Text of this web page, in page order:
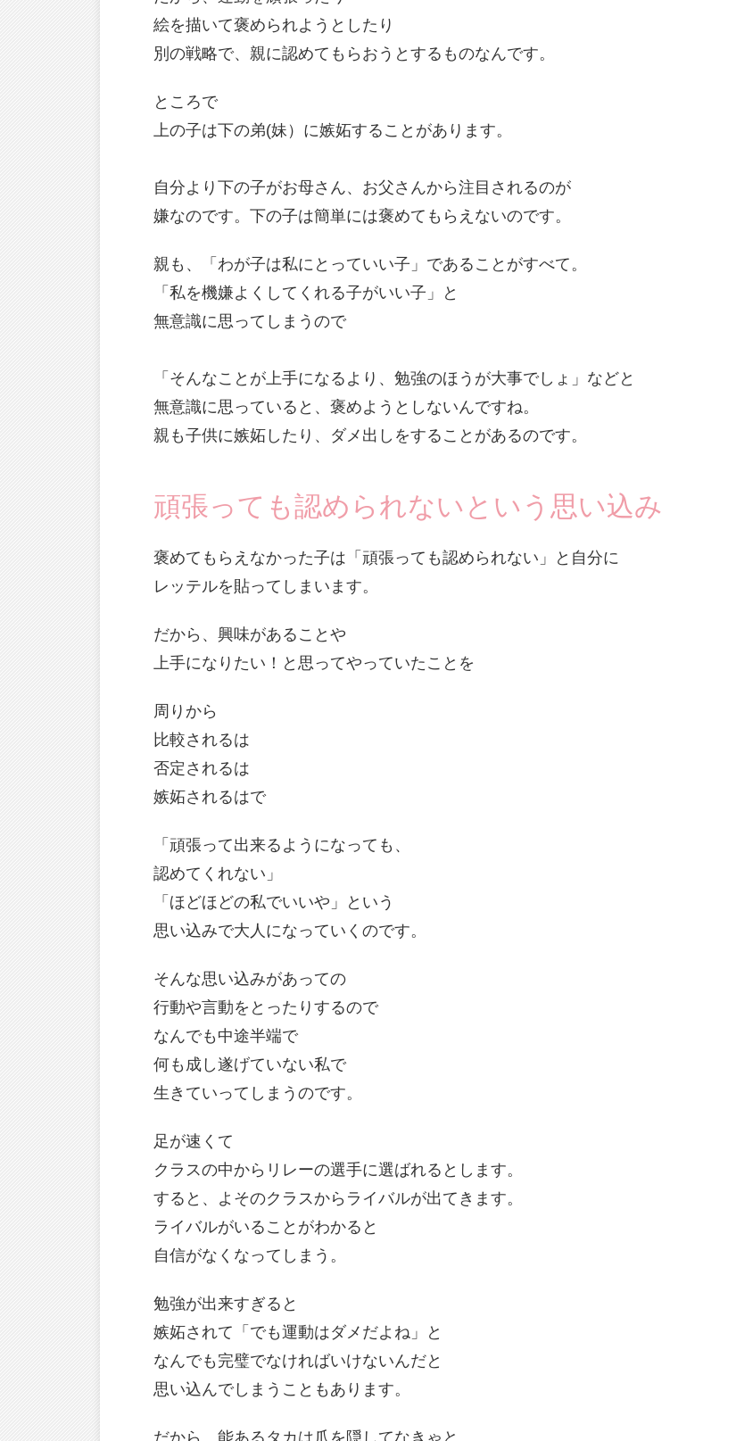
絵を描いて褒められようとしたり
別の戦略で、親に認めてもらおうとするものなんです。
ところで
上の子は下の弟(妹）に嫉妬することがあります。
自分より下の子がお母さん、お父さんから注目されるのが
嫌なのです。下の子は簡単には褒めてもらえないのです。
親も、「わが子は私にとっていい子」であることがすべて。
「私を機嫌よくしてくれる子がいい子」と
無意識に思ってしまうので
「そんなことが上手になるより、勉強のほうが大事でしょ」などと
無意識に思っていると、褒めようとしないんですね。
親も子供に嫉妬したり、ダメ出しをすることがあるのです。
頑張っても認められないという思い込み
褒めてもらえなかった子は「頑張っても認められない」と自分に
レッテルを貼ってしまいます。
だから、興味があることや
上手になりたい！と思ってやっていたことを
周りから
比較されるは
否定されるは
嫉妬されるはで
「頑張って出来るようになっても、
認めてくれない」
「ほどほどの私でいいや」という
思い込みで大人になっていくのです。
そんな思い込みがあっての
行動や言動をとったりするので
なんでも中途半端で
何も成し遂げていない私で
生きていってしまうのです。
足が速くて
クラスの中からリレーの選手に選ばれるとします。
すると、よそのクラスからライバルが出てきます。
ライバルがいることがわかると
自信がなくなってしまう。
勉強が出来すぎると
嫉妬されて「でも運動はダメだよね」と
なんでも完璧でなければいけないんだと
思い込んでしまうこともあります。
だから、能あるタカは爪を隠してなきゃと